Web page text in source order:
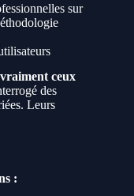
sur
ceux
des
Leurs
: